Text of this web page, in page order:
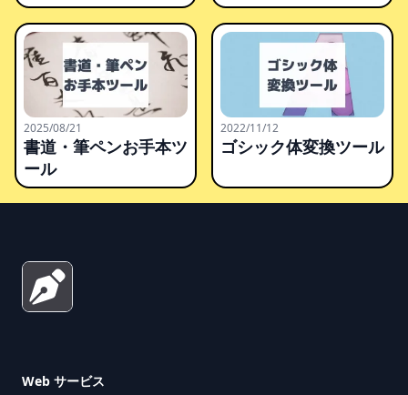
2025/08/21
書道・筆ペンお手本ツ
ール
2022/11/12
ゴシック体変換ツール
Web サービス